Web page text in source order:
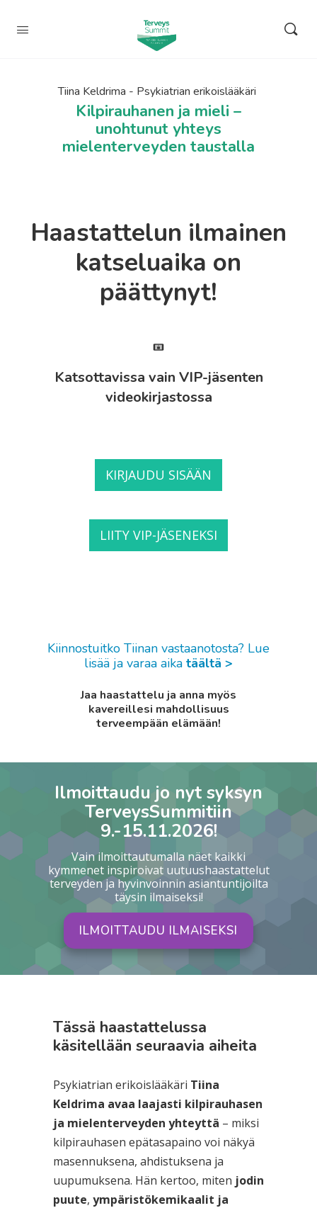
Tiina Keldrima - Psykiatrian erikoislääkäri
Kilpirauhanen ja mieli –
unohtunut yhteys
mielenterveyden taustalla
Haastattelun ilmainen
katseluaika on
päättynyt!
Katsottavissa vain VIP-jäsenten
videokirjastossa
KIRJAUDU SISÄÄN
LIITY VIP-JÄSENEKSI
Kiinnostuitko Tiinan vastaanotosta? Lue
lisää ja varaa aika täältä >
Jaa haastattelu ja anna myös
kavereillesi mahdollisuus
terveempään elämään!
Ilmoittaudu jo nyt syksyn
TerveysSummitiin
9.-15.11.2026!
Vain ilmoittautumalla näet kaikki
kymmenet inspiroivat uutuushaastattelut
terveyden ja hyvinvoinnin asiantuntijoilta
täysin ilmaiseksi!
ILMOITTAUDU ILMAISEKSI
Tässä haastattelussa
käsitellään seuraavia aiheita
Psykiatrian erikoislääkäri Tiina
Keldrima avaa laajasti kilpirauhasen
ja mielenterveyden yhteyttä – miksi
kilpirauhasen epätasapaino voi näkyä
masennuksena, ahdistuksena ja
uupumuksena. Hän kertoo, miten jodin
puute, ympäristökemikaalit ja